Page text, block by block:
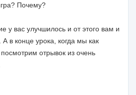
Почему?
у вас улучшилось и от этого вам и
А в конце урока, когда мы как
отрывок из очень